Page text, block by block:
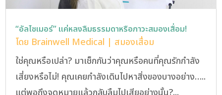
“อัลไซเมอร์” แค่หลงลืมธรรมดาหรือภาวะสมองเสื่อม!
โดย Brainwell Medical | สมองเสื่อม
ใช่คุณหรือเปล่า? มาเช็กกันว่าคุณหรือคนที่คุณรักกำลัง
เสี่ยงหรือไม่! คุณเคยกำลังเดินไปหาสิ่งของบางอย่าง…..